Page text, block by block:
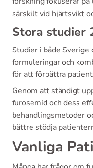
särskilt vid hjärtsvikt
Stora studier
Studier i både Sverige
formuleringar och
för att förbättra
Genom att ständigt
furosemid och dess
behandlingsmetoder
bättre stödja
Vanliga